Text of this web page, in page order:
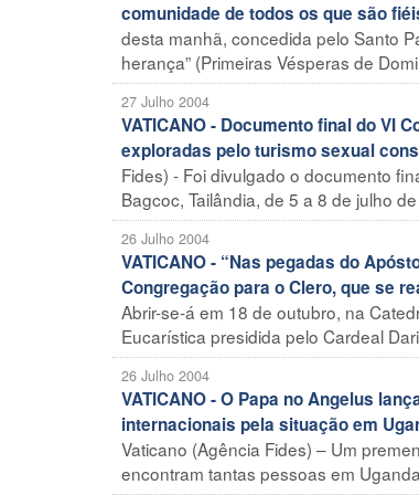
comunidade de todos os que são
desta manhã, concedida pelo Santo
herança” (Primeiras Vésperas de
27 Julho 2004
VATICANO - Documento final do VI
exploradas pelo turismo sexual
Fides) - Foi divulgado o documento
Bagcoc, Tailândia, de 5 a 8 de julho
26 Julho 2004
VATICANO - “Nas pegadas do
Congregação para o Clero, que se
Abrir-se-á em 18 de outubro, na
Eucarística presidida pelo Cardeal
26 Julho 2004
VATICANO - O Papa no Angelus
internacionais pela situação em
Vaticano (Agência Fides) – Um
encontram tantas pessoas em